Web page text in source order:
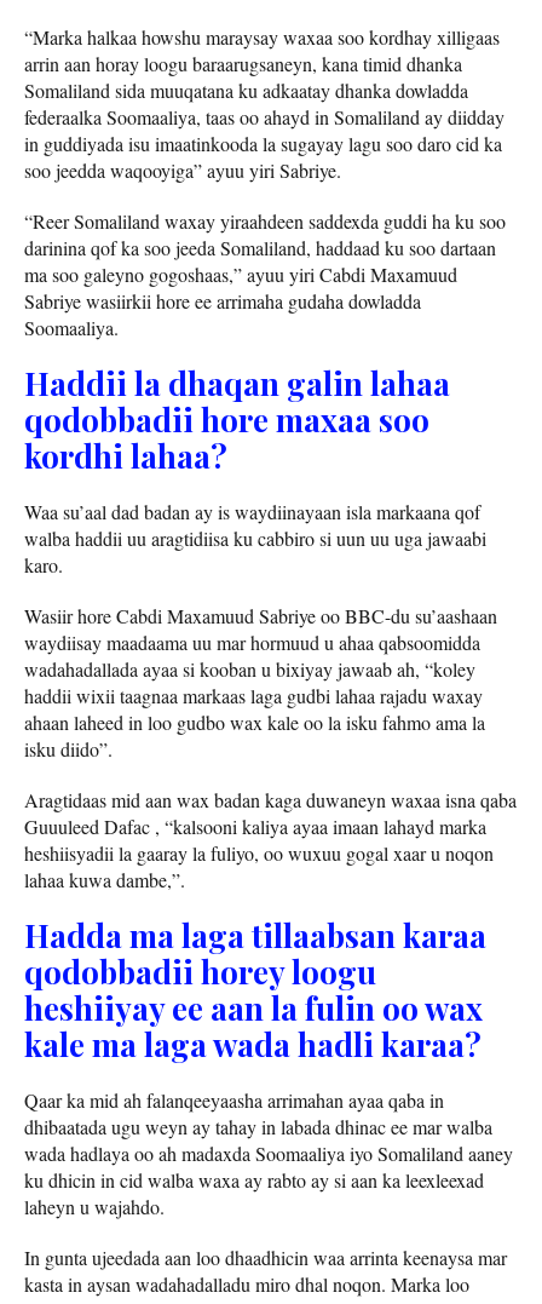
“Marka halkaa howshu maraysay waxaa soo kordhay xilligaas
arrin aan horay loogu baraarugsaneyn, kana timid dhanka
Somaliland sida muuqatana ku adkaatay dhanka dowladda
federaalka Soomaaliya, taas oo ahayd in Somaliland ay diidday
in guddiyada isu imaatinkooda la sugayay lagu soo daro cid ka
soo jeedda waqooyiga” ayuu yiri Sabriye.
“Reer Somaliland waxay yiraahdeen saddexda guddi ha ku soo
darinina qof ka soo jeeda Somaliland, haddaad ku soo dartaan
ma soo galeyno gogoshaas,” ayuu yiri Cabdi Maxamuud
Sabriye wasiirkii hore ee arrimaha gudaha dowladda
Soomaaliya.
Haddii la dhaqan galin lahaa
qodobbadii hore maxaa soo
kordhi lahaa?
Waa su’aal dad badan ay is waydiinayaan isla markaana qof
walba haddii uu aragtidiisa ku cabbiro si uun uu uga jawaabi
karo.
Wasiir hore Cabdi Maxamuud Sabriye oo BBC-du su’aashaan
waydiisay maadaama uu mar hormuud u ahaa qabsoomidda
wadahadallada ayaa si kooban u bixiyay jawaab ah, “koley
haddii wixii taagnaa markaas laga gudbi lahaa rajadu waxay
ahaan laheed in loo gudbo wax kale oo la isku fahmo ama la
isku diido”.
Aragtidaas mid aan wax badan kaga duwaneyn waxaa isna qaba
Guuuleed Dafac , “kalsooni kaliya ayaa imaan lahayd marka
heshiisyadii la gaaray la fuliyo, oo wuxuu gogal xaar u noqon
lahaa kuwa dambe,”.
Hadda ma laga tillaabsan karaa
qodobbadii horey loogu
heshiiyay ee aan la fulin oo wax
kale ma laga wada hadli karaa?
Qaar ka mid ah falanqeeyaasha arrimahan ayaa qaba in
dhibaatada ugu weyn ay tahay in labada dhinac ee mar walba
wada hadlaya oo ah madaxda Soomaaliya iyo Somaliland aaney
ku dhicin in cid walba waxa ay rabto ay si aan ka leexleexad
laheyn u wajahdo.
In gunta ujeedada aan loo dhaadhicin waa arrinta keenaysa mar
kasta in aysan wadahadalladu miro dhal noqon. Marka loo